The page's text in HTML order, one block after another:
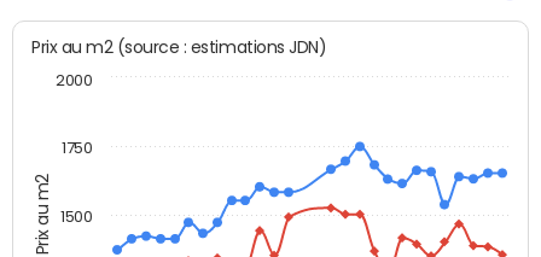
Prix au m2
Prix au m2 (source : estimations JDN)
1500
1750
2000